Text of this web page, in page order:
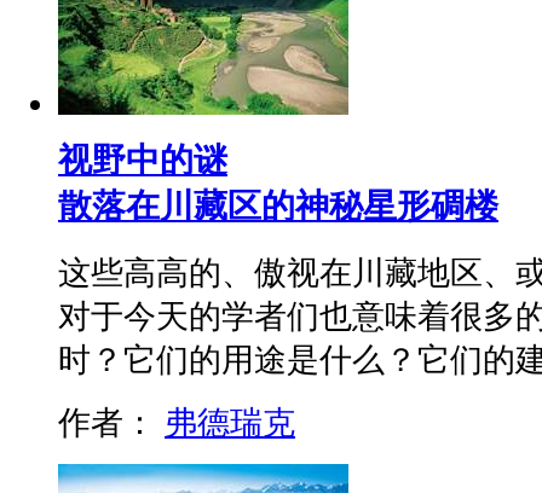
视野中的谜
散落在川藏区的神秘星形碉楼
这些高高的、傲视在川藏地区、
对于今天的学者们也意味着很多
时？它们的用途是什么？它们
作者： 弗德瑞克